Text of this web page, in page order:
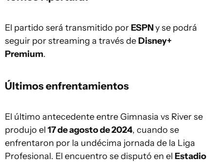
El partido será transmitido por ESPNy se podrá
seguir por streaming a través de Disney+
Premium.
Últimos enfrentamientos
El último antecedente entre Gimnasia vs River se
produjo el 17 de agosto de 2024, cuando se
enfrentaron por la undécima jornada de la Liga
Profesional. El encuentro se disputó en el Estadio